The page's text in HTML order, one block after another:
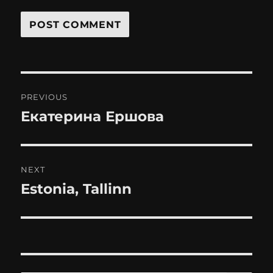
navigation
PREVIOUS
Previous
Екатерина Ершова
NEXT
Next
Estonia, Tallinn